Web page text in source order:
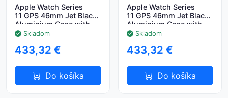
Apple Watch Series
11 GPS 46mm Jet Black
Aluminium Case with
Black Sport Band - M/L
Skladom
433,32 €
Do košíka
Apple Watch Series
11 GPS 46mm Jet Black
Aluminium Case with
Black Sport Band - S/M
Skladom
433,32 €
Do košíka